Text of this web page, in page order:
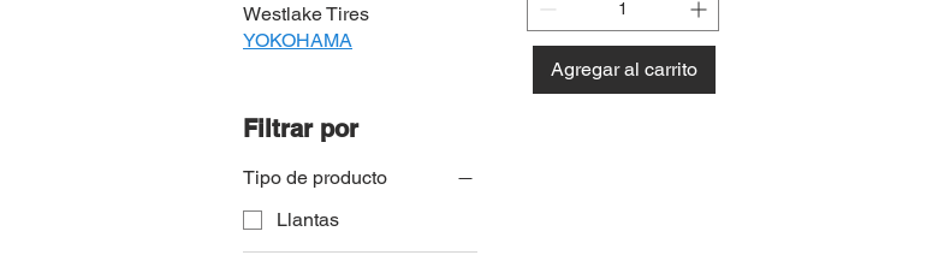
Westlake Tires
YOKOHAMA
Filtrar por
Tipo de producto
Llantas
Agregar al carrito